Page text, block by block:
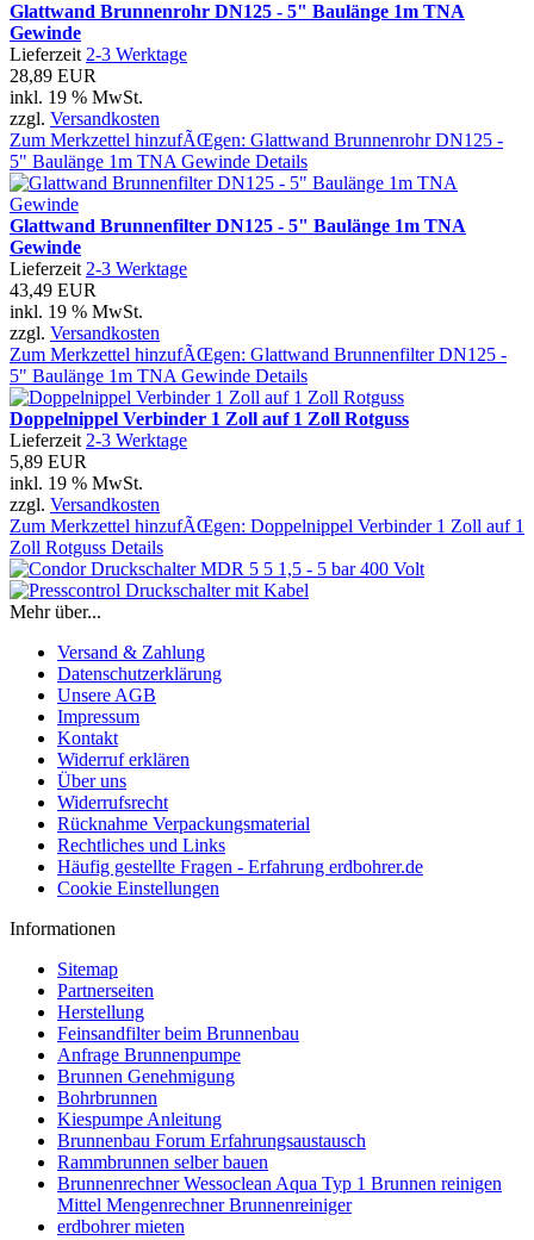
Glattwand Brunnenrohr DN125 - 5" Baulänge 1m TNA
Gewinde
Lieferzeit2-3 Werktage
28,89 EUR
inkl. 19 % MwSt.
zzgl. Versandkosten
Zum Merkzettel hinzufÃŒgen: Glattwand Brunnenrohr DN125 -
5" Baulänge 1m TNA Gewinde Details
Glattwand Brunnenfilter DN125 - 5" Baulänge 1m TNA
Gewinde
Lieferzeit2-3 Werktage
43,49 EUR
inkl. 19 % MwSt.
zzgl. Versandkosten
Zum Merkzettel hinzufÃŒgen: Glattwand Brunnenfilter DN125 -
5" Baulänge 1m TNA Gewinde Details
Doppelnippel Verbinder 1 Zoll auf 1 Zoll Rotguss
Lieferzeit2-3 Werktage
5,89 EUR
inkl. 19 % MwSt.
zzgl. Versandkosten
Zum Merkzettel hinzufÃŒgen: Doppelnippel Verbinder 1 Zoll auf 1
Zoll Rotguss Details
Mehr über...
Versand & Zahlung
Datenschutzerklärung
Unsere AGB
Impressum
Kontakt
Widerruf erklären
Über uns
Widerrufsrecht
Rücknahme Verpackungsmaterial
Rechtliches und Links
Häufig gestellte Fragen - Erfahrung erdbohrer.de
Cookie Einstellungen
Informationen
Sitemap
Partnerseiten
Herstellung
Feinsandfilter beim Brunnenbau
Anfrage Brunnenpumpe
Brunnen Genehmigung
Bohrbrunnen
Kiespumpe Anleitung
Brunnenbau Forum Erfahrungsaustausch
Rammbrunnen selber bauen
Brunnenrechner Wessoclean Aqua Typ 1 Brunnen reinigen
Mittel Mengenrechner Brunnenreiniger
erdbohrer mieten